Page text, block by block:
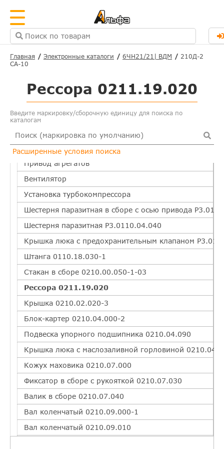
Главная Электронные каталоги 6ЧН21/21| ВДМ
210Д-2
СА-10
Рессора 0211.19.020
Введите маркировку/сборочную единицу для поиска по
каталогам
Расширенные условия поиска
Вид спереди
Вид слева
Вид справа
В разрезе
Вид сзади
Привод агрегатов
Вентилятор
Установка турбокомпрессора
Шестерня паразитная в сборе с осью привода
Шестерня паразитная Р3.0110.04.040
Крышка люка с предохранительным клапаном
Штанга 0110.18.030-1
Стакан в сборе 0210.00.050-1-03
Рессора 0211.19.020
Крышка 0210.02.020-3
Блок-картер 0210.04.000-2
Подвеска упорного подшипника 0210.04.090
Крышка люка с маслозаливной горловиной
Кожух маховика 0210.07.000
Фиксатор в сборе с рукояткой 0210.07.030
Валик в сборе 0210.07.040
Вал коленчатый 0210.09.000-1
Вал коленчатый 0210.09.010